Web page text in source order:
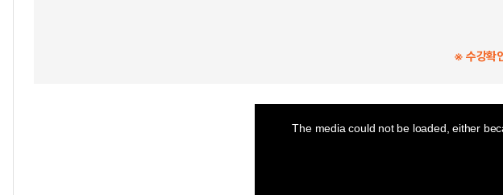
※ 수강확
The media could not be loaded, either